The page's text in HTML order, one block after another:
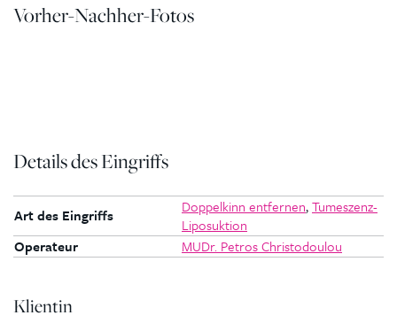
Vorher-Nachher-Fotos
Details des Eingriffs
Art des Eingriffs Doppelkinn entfernen,Tumeszenz-
Liposuktion
Operateur
MUDr. Petros Christodoulou
Klientin